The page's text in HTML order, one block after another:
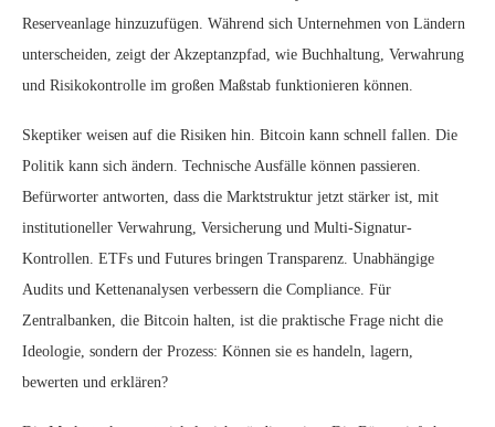
Reserveanlage hinzuzufügen. Während sich Unternehmen von Ländern
unterscheiden, zeigt der Akzeptanzpfad, wie Buchhaltung, Verwahrung
und Risikokontrolle im großen Maßstab funktionieren können.
Skeptiker weisen auf die Risiken hin. Bitcoin kann schnell fallen. Die
Politik kann sich ändern. Technische Ausfälle können passieren.
Befürworter antworten, dass die Marktstruktur jetzt stärker ist, mit
institutioneller Verwahrung, Versicherung und Multi-Signatur-
Kontrollen. ETFs und Futures bringen Transparenz. Unabhängige
Audits und Kettenanalysen verbessern die Compliance. Für
Zentralbanken, die Bitcoin halten, ist die praktische Frage nicht die
Ideologie, sondern der Prozess: Können sie es handeln, lagern,
bewerten und erklären?